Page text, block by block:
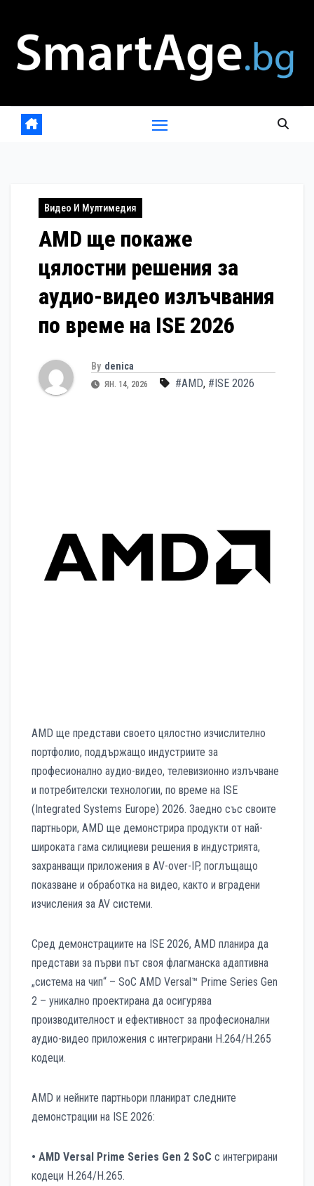
content
Видео И Мултимедия
AMD ще покаже
цялостни решения за
аудио-видео излъчвания
по време на ISE 2026
By denica
ЯН. 14, 2026 #AMD, #ISE 2026
AMD ще представи своето цялостно изчислително
портфолио, поддържащо индустриите за
професионално аудио-видео, телевизионно излъчване
и потребителски технологии, по време на ISE
(Integrated Systems Europe) 2026. Заедно със своите
партньори, AMD ще демонстрира продукти от най-
широката гама силициеви решения в индустрията,
захранващи приложения в AV-over-IP, поглъщащо
показване и обработка на видео, както и вградени
изчисления за AV системи.
Сред демонстрациите на ISE 2026, AMD планира да
представи за първи път своя флагманска адаптивна
„система на чип“ – SoC AMD Versal™ Prime Series Gen
2 – уникално проектирана да осигурява
производителност и ефективност за професионални
аудио-видео приложения с интегрирани H.264/H.265
кодеци.
AMD и нейните партньори планират следните
демонстрации на ISE 2026:
• AMD Versal Prime Series Gen 2 SoC с интегрирани
кодеци H.264/H.265.